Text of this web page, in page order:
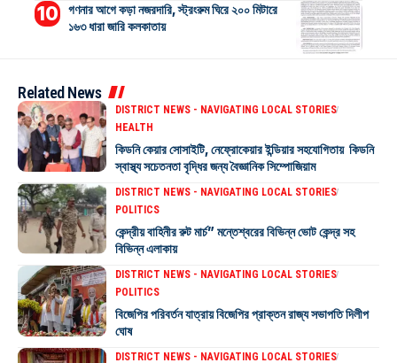
গণনার আগে কড়া নজরদারি, স্ট্রংরুম ঘিরে ২০০ মিটারে
১৬৩ ধারা জারি কলকাতায়
Related News
DISTRICT NEWS - NAVIGATING LOCAL STORIES
HEALTH
কিডনি কেয়ার সোসাইটি, নেফ্রোকেয়ার ইন্ডিয়ার সহযোগিতায় কিডনি
স্বাস্থ্য সচেতনতা বৃদ্ধির জন্য বৈজ্ঞানিক সিম্পোজিয়াম
DISTRICT NEWS - NAVIGATING LOCAL STORIES
POLITICS
কেন্দ্রীয় বাহিনীর রুট মার্চ” মন্তেশ্বরের বিভিন্ন ভোট কেন্দ্র সহ
বিভিন্ন এলাকায়
DISTRICT NEWS - NAVIGATING LOCAL STORIES
POLITICS
বিজেপির পরিবর্তন যাত্রায় বিজেপির প্রাক্তন রাজ্য সভাপতি দিলীপ
ঘোষ
DISTRICT NEWS - NAVIGATING LOCAL STORIES